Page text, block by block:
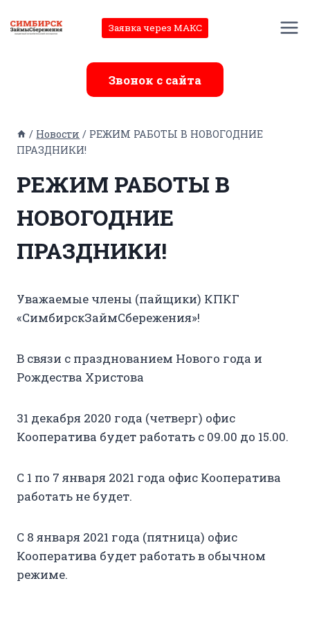
Заявка через МАКС
Звонок с сайта
/ Новости / РЕЖИМ РАБОТЫ В НОВОГОДНИЕ
ПРАЗДНИКИ!
РЕЖИМ РАБОТЫ В
НОВОГОДНИЕ
ПРАЗДНИКИ!
Уважаемые члены (пайщики) КПКГ
«СимбирскЗаймСбережения»!
В связи с празднованием Нового года и
Рождества Христова
31 декабря 2020 года (четверг) офис
Кооператива будет работать с 09.00 до 15.00.
С 1 по 7 января 2021 года офис Кооператива
работать не будет.
С 8 января 2021 года (пятница) офис
Кооператива будет работать в обычном
режиме.